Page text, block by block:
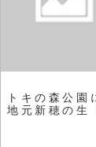
トキの森公園
地元新穂の生